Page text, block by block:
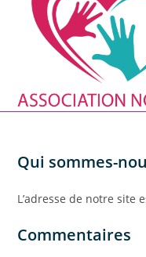
Qui sommes-
L’adresse de notre site
Commentaires